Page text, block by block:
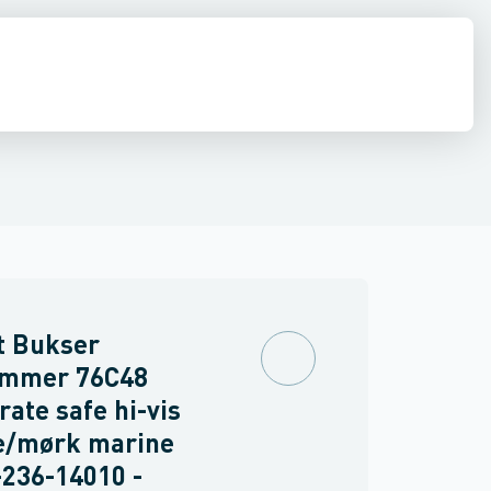
Bukser
76C48
safe hi-vis
mørk marine
14010 -